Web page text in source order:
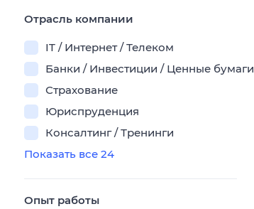
Отрасль компании
IT / Интернет / Телеком
Банки / Инвестиции / Ценные бумаги
Страхование
Юриспруденция
Консалтинг / Тренинги
Показать все 24
Опыт работы